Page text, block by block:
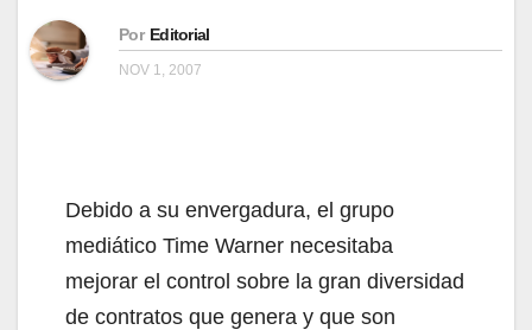
Por Editorial
NOV 1, 2007
Debido a su envergadura, el grupo
mediático Time Warner necesitaba
mejorar el control sobre la gran diversidad
de contratos que genera y que son